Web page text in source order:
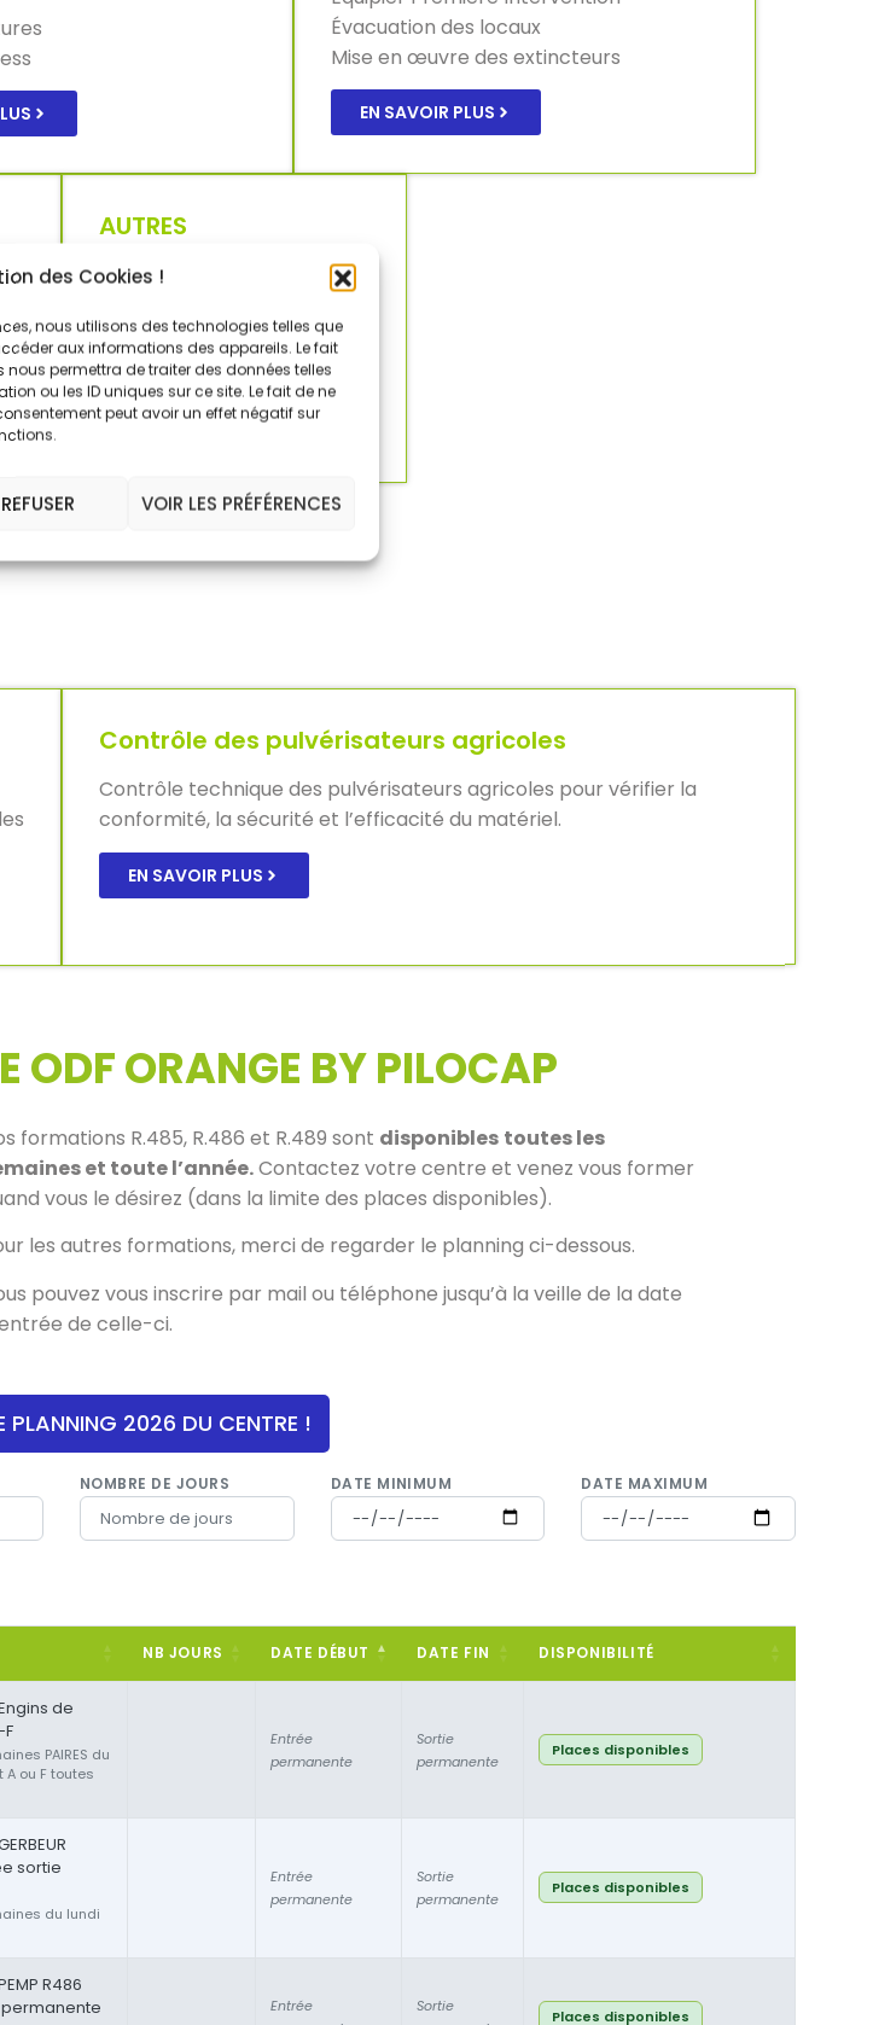
des Cookies !
nous utilisons des technologies telles que
aux informations des appareils. Le fait
permettra de traiter des données telles
ou les ID uniques sur ce site. Le fait de ne
peut avoir un effet négatif sur
REFUSER VOIR LES PRÉFÉRENCES
Évacuation des locaux
Mise en œuvre des extincteurs
EN SAVOIR PLUS
AUTRES
ATEX
SECUFER
EN SAVOIR PLUS
Contrôle des pulvérisateurs agricoles
Contrôle technique des pulvérisateurs agricoles pour vérifier la
conformité, la sécurité et l’efficacité du matériel.
EN SAVOIR PLUS
ODF ORANGE BY PILOCAP
formations R.485, R.486 et R.489 sont disponibles toutes les
et toute l’année.Contactez votre centre et venez vous former
vous le désirez (dans la limite des places disponibles).
les autres formations, merci de regarder le planning ci-dessous.
pouvez vous inscrire par mail ou téléphone jusqu’à la veille de la date
de celle-ci.
PLANNING 2026 DU CENTRE !
NOMBRE DE JOURS DATE MINIMUM DATE MAXIMUM
NB JOURS DATE DÉBUT DATE FIN DISPONIBILITÉ
de
PAIRES du
ou F toutes
Entrée
permanente
Sortie
permanente
Places disponibles
sortie
du lundi
Entrée
permanente
Sortie
permanente
Places disponibles
R486
Entrée
Sortie
Places disponibles